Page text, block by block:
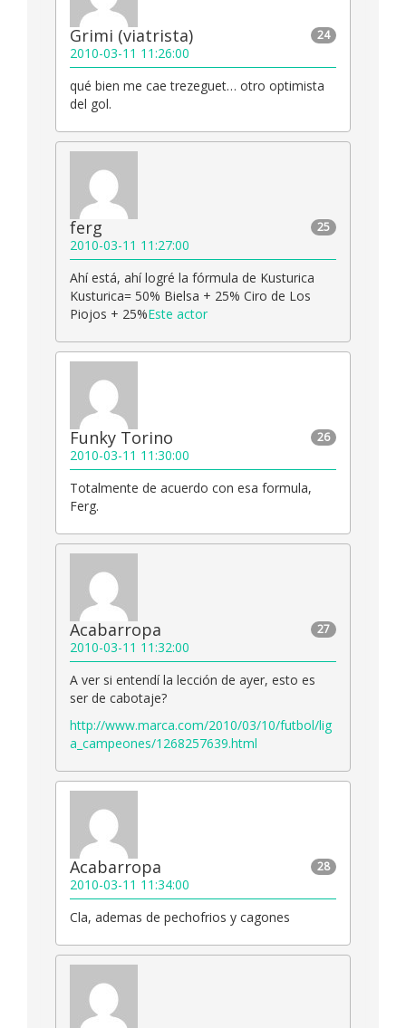
24
Grimi (viatrista)
2010-03-11 11:26:00
qué bien me cae trezeguet… otro optimista
del gol.
25
ferg
2010-03-11 11:27:00
Ahí está, ahí logré la fórmula de Kusturica
Kusturica= 50% Bielsa + 25% Ciro de Los
Piojos + 25%Este actor
26
Funky Torino
2010-03-11 11:30:00
Totalmente de acuerdo con esa formula,
Ferg.
27
Acabarropa
2010-03-11 11:32:00
A ver si entendí la lección de ayer, esto es
ser de cabotaje?
http://www.marca.com/2010/03/10/futbol/lig
a_campeones/1268257639.html
28
Acabarropa
2010-03-11 11:34:00
Cla, ademas de pechofrios y cagones